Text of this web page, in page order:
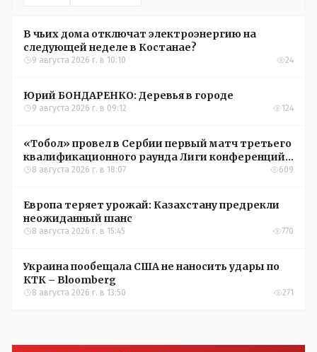
В чьих дома отключат электроэнергию на
следующей неделе в Костанае?
9 августа 2026 г. в 10:10 24
Юрий БОНДАРЕНКО: Деревья в городе
9 августа 2026 г. в 09:12 124
«Тобол» провел в Сербии первый матч третьего
квалификационного раунда Лиги конференций
УЕФА
8 августа 2026 г. в 18:07 609
Европа теряет урожай: Казахстану предрекли
неожиданный шанс
8 августа 2026 г. в 15:45 770
Украина пообещала США не наносить удары по
КТК – Bloomberg
8 августа 2026 г. в 13:50 271